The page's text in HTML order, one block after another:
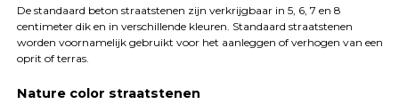
De standaard beton straatstenen zijn verkrijgbaar in 5, 6, 7 en 8
centimeter dik en in verschillende kleuren. Standaard straatstenen
worden voornamelijk gebruikt voor het aanleggen of verhogen van een
oprit of terras.
Nature color straatstenen